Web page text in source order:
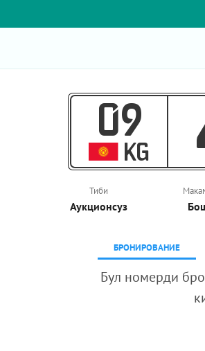
09
KG
Тиби
Аукционcуз
БРОНИРОВАНИЕ
Бул номерди